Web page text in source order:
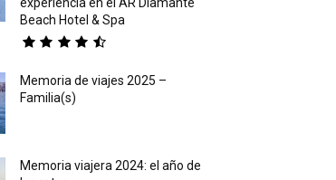
Beach Hotel & Spa
Memoria de viajes 2025 –
Familia(s)
Memoria viajera 2024: el año de